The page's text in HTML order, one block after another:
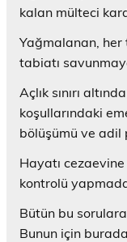
kalan mülteci
Yağmalanan, her
tabiatı
Açlık sınırı
koşullarındaki
bölüşümü ve adil
Hayatı
kontrolü
Bütün bu sorulara
Bunun için